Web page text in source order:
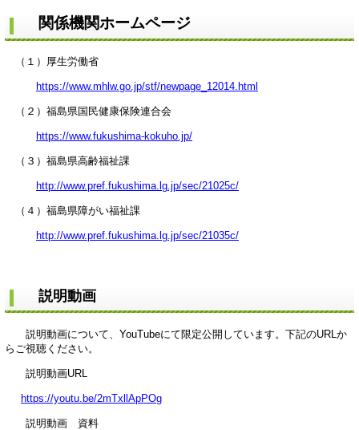
関係機関ホームページ
（１）厚生労働省
https://www.mhlw.go.jp/stf/newpage_12014.html
（２）福島県国民健康保険連合会
https://www.fukushima-kokuho.jp/
（３）福島県高齢福祉課
http://www.pref.fukushima.lg.jp/sec/21025c/
（４）福島県障がい福祉課
http://www.pref.fukushima.lg.jp/sec/21035c/
説明動画
説明動画について、YouTubeにて限定公開しています。下記のURLか
らご視聴ください。
説明動画URL
https://youtu.be/2mTxllApPOg
説明動画 資料